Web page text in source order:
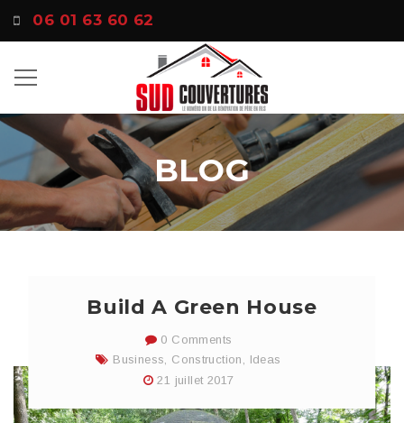
06 01 63 60 62
BLOG
Build A Green House
0 Comments
Business, Construction , Ideas
21 juillet 2017